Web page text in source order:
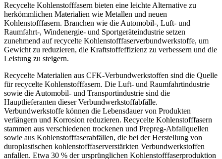
Recycelte Kohlenstofffasern bieten eine leichte Alternative zu
herkömmlichen Materialien wie Metallen und neuen
Kohlenstofffasern. Branchen wie die Automobil-, Luft- und
Raumfahrt-, Windenergie- und Sportgeräteindustrie setzen
zunehmend auf recycelte Kohlenstofffaserverbundwerkstoffe, um
Gewicht zu reduzieren, die Kraftstoffeffizienz zu verbessern und die
Leistung zu steigern.
Recycelte Materialien aus CFK-Verbundwerkstoffen sind die Quelle
für recycelte Kohlenstofffasern. Die Luft- und Raumfahrtindustrie
sowie die Automobil- und Transportindustrie sind die
Hauptlieferanten dieser Verbundwerkstoffabfälle.
Verbundwerkstoffe können die Lebensdauer von Produkten
verlängern und Korrosion reduzieren. Recycelte Kohlenstofffasern
stammen aus verschiedenen trockenen und Prepreg-Abfallquellen
sowie aus Kohlenstofffaserabfällen, die bei der Herstellung von
duroplastischen kohlenstofffaserverstärkten Verbundwerkstoffen
anfallen. Etwa 30 % der ursprünglichen Kohlenstofffaserproduktion